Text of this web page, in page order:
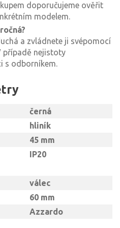
doporučujeme ověřit
modelem.
a zvládnete ji svépomocí
případě nejistoty
s odborníkem.
černá
hliník
45 mm
IP20
válec
60 mm
Azzardo